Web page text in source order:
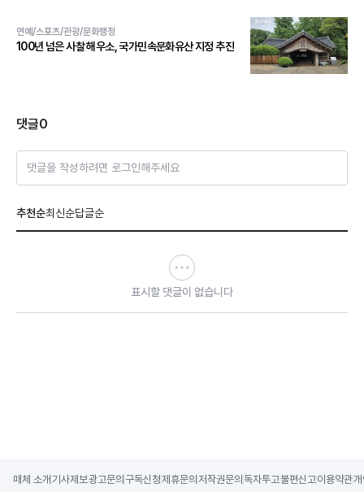
연예/스포츠/관광/문화행정
100년 넘은 사찰 해우소, 국가민속문화유산 지정 추진
댓글0
댓글을 작성하려면 로그인해주세요
추천순최신순답글순
표시할 댓글이 없습니다
매체 소개 기사제보광고문의 구독신청제휴문의 저작권문의 독자투고불편신고이용약관